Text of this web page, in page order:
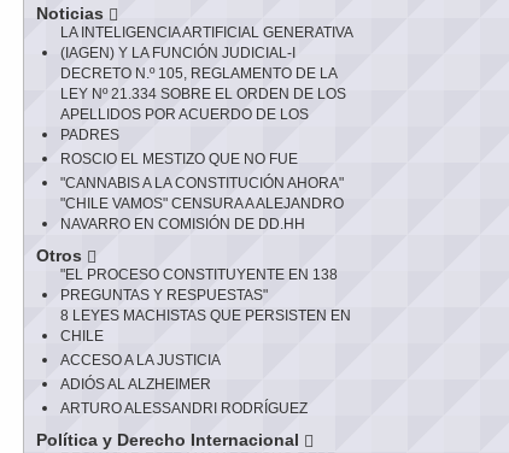
Noticias
LA INTELIGENCIA ARTIFICIAL GENERATIVA
(IAGEN) Y LA FUNCIÓN JUDICIAL-I
DECRETO N.º 105, REGLAMENTO DE LA
LEY Nº 21.334 SOBRE EL ORDEN DE LOS
APELLIDOS POR ACUERDO DE LOS
PADRES
ROSCIO EL MESTIZO QUE NO FUE
"CANNABIS A LA CONSTITUCIÓN AHORA"
"CHILE VAMOS" CENSURA A ALEJANDRO
NAVARRO EN COMISIÓN DE DD.HH
Otros
"EL PROCESO CONSTITUYENTE EN 138
PREGUNTAS Y RESPUESTAS"
8 LEYES MACHISTAS QUE PERSISTEN EN
CHILE
ACCESO A LA JUSTICIA
ADIÓS AL ALZHEIMER
ARTURO ALESSANDRI RODRÍGUEZ
Política y Derecho Internacional